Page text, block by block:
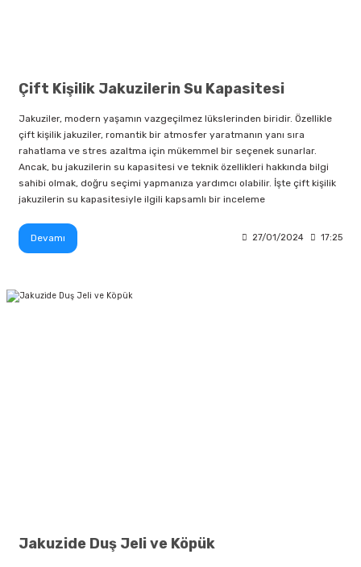
Çift Kişilik Jakuzilerin Su Kapasitesi
Jakuziler, modern yaşamın vazgeçilmez lükslerinden biridir. Özellikle
çift kişilik jakuziler, romantik bir atmosfer yaratmanın yanı sıra
rahatlama ve stres azaltma için mükemmel bir seçenek sunarlar.
Ancak, bu jakuzilerin su kapasitesi ve teknik özellikleri hakkında bilgi
sahibi olmak, doğru seçimi yapmanıza yardımcı olabilir. İşte çift kişilik
jakuzilerin su kapasitesiyle ilgili kapsamlı bir inceleme
Devamı 27/01/2024 17:25
Jakuzide Duş Jeli ve Köpük